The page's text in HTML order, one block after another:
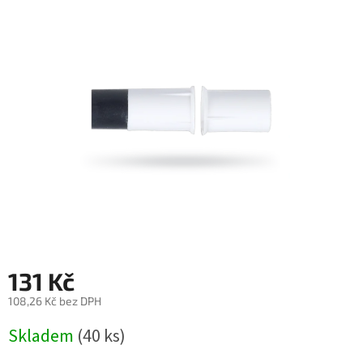
131 Kč
108,26 Kč bez DPH
cena:
Skladem (40 ks)